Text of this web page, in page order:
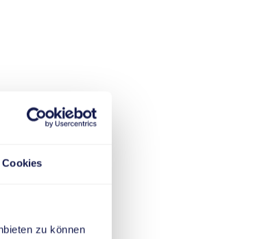
Cookies
zu können